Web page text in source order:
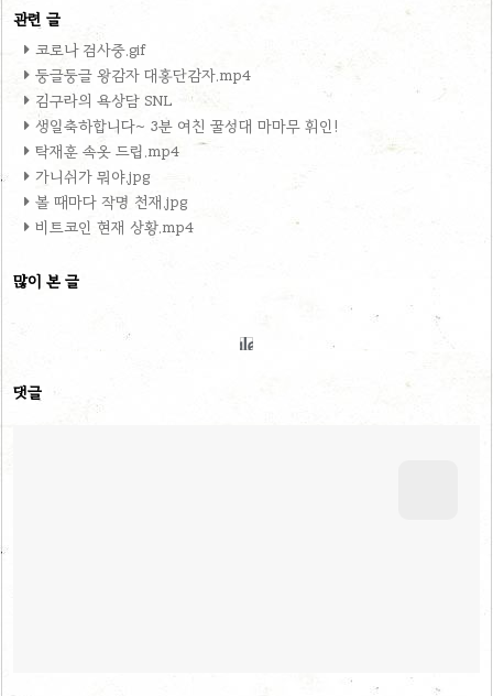
코로나 검사중.gif
둥글둥글 왕감자 대홍단감자.mp4
김구라의 욕상담 SNL
생일축하합니다~ 3분 여친 꿀성대 마마무 휘인!
탁재훈 속옷 드립.mp4
가니쉬가 뭐야.jpg
볼 때마다 작명 천재.jpg
비트코인 현재 상황.mp4
많이 본 글
댓글